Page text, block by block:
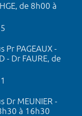
de 8h00 à
Pr PAGEAUX -
- Dr FAURE, de
Dr MEUNIER -
à 16h30